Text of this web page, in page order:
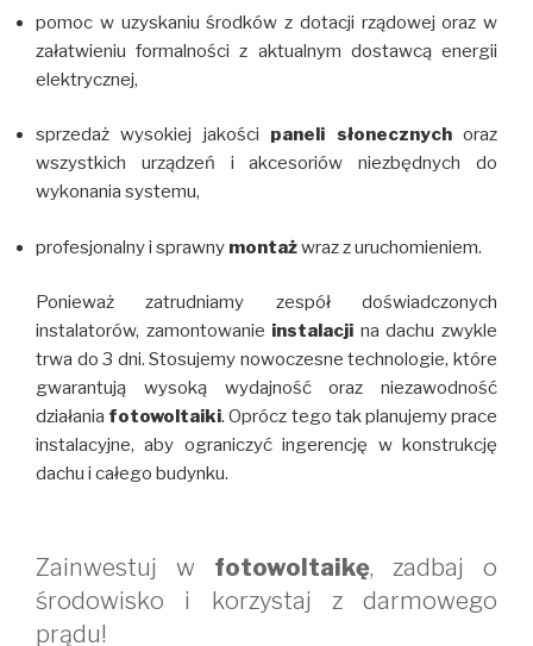
pomoc w uzyskaniu środków z dotacji rządowej oraz w
załatwieniu formalności z aktualnym dostawcą energii
elektrycznej,
sprzedaż wysokiej jakości paneli słonecznychoraz
wszystkich urządzeń i akcesoriów niezbędnych do
wykonania systemu,
profesjonalny i sprawny montażwraz z uruchomieniem.
Ponieważ zatrudniamy zespół doświadczonych
instalatorów, zamontowanie instalacji na dachu zwykle
trwa do 3 dni. Stosujemy nowoczesne technologie, które
gwarantują wysoką wydajność oraz niezawodność
działania fotowoltaiki. Oprócz tego tak planujemy prace
instalacyjne, aby ograniczyć ingerencję w konstrukcję
dachu i całego budynku.
Zainwestuj w fotowoltaikę, zadbaj o
środowisko i korzystaj z darmowego
prądu!